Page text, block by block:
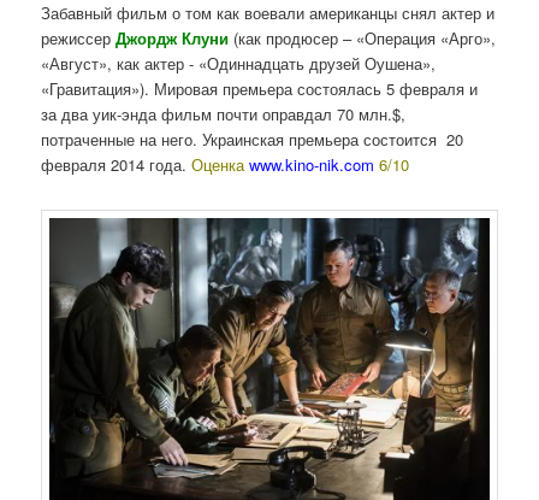
Забавный фильм о том как воевали американцы снял актер и
режиссерДжордж Клуни (как продюсер – «Операция «Арго»,
«Август», как актер - «Одиннадцать друзей Оушена»,
«Гравитация»). Мировая премьера состоялась 5 февраля и
за два уик-энда фильм почти оправдал 70 млн.$,
потраченные на него. Украинская премьера состоится 20
февраля 2014 года. Оценкаwww.kino-nik.com6/10